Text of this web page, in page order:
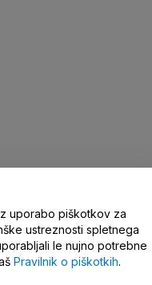
uporabo piškotkov za
ustreznosti spletnega
le nujno potrebne
Pravilnik o piškotkih.